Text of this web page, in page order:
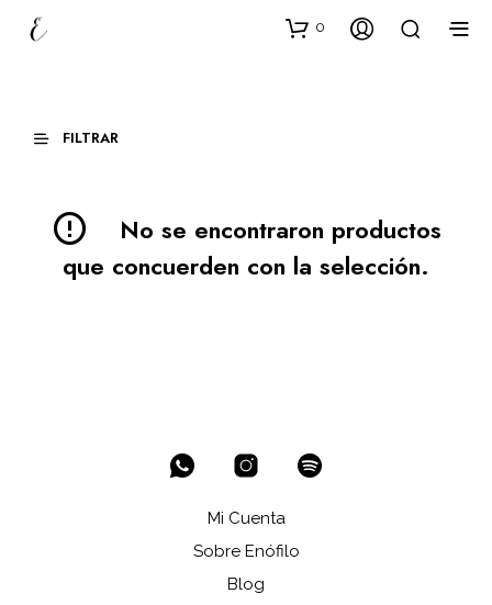
0
FILTRAR
No se encontraron productos
que concuerden con la selección.
Mi Cuenta
Sobre Enófilo
Blog